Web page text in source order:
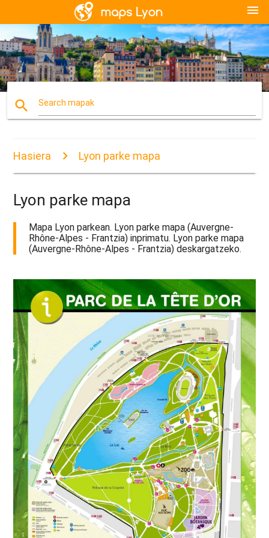
menu
search Search mapak
Hasiera Lyon parke mapa
Lyon parke mapa
Mapa Lyon parkean. Lyon parke mapa (Auvergne-
Rhône-Alpes - Frantzia) inprimatu. Lyon parke mapa
(Auvergne-Rhône-Alpes - Frantzia) deskargatzeko.